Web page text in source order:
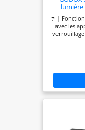
☂️ |
avec les
verrouillage
lumière de
normes de
tension
charge du